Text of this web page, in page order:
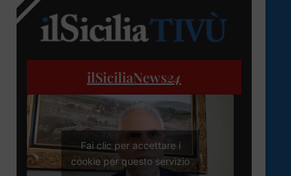
ilSiciliaNews24
Fai clic per accettare i
cookie per questo servizio